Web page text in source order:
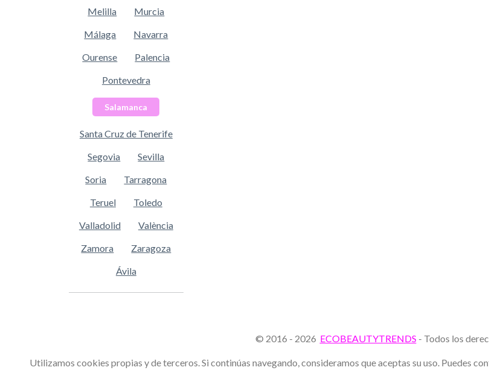
Melilla
Murcia
Málaga
Navarra
Ourense
Palencia
Pontevedra
Salamanca
Santa Cruz de Tenerife
Segovia
Sevilla
Soria
Tarragona
Teruel
Toledo
Valladolid
València
Zamora
Zaragoza
Ávila
© 2016 - 2026 ECOBEAUTYTRENDS - Todos los
Utilizamos cookies propias y de terceros. Si continúas navegando, consideramos que aceptas su uso. Puedes